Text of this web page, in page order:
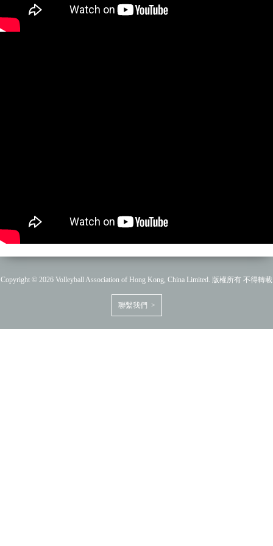
Copyright © 2026 Volleyball Association of Hong Kong, China Limited. 版權所有 不得轉載
聯繫我們 >